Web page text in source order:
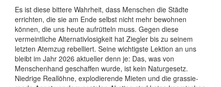
Es ist diese bittere Wahrheit, dass Menschen die Städte
errichten, die sie am Ende selbst nicht mehr bewohnen
können, die uns heute aufrütteln muss. Gegen diese
vermeint­liche Alter­nativ­losig­keit hat Ziegler bis zu seinem
letzten Atemzug rebelliert. Seine wichtigste Lektion an uns
bleibt im Jahr 2026 aktueller denn je: Das, was von
Menschen­hand geschaffen wurde, ist kein Naturgesetz.
Niedrige Reallöhne, explo­dierende Mieten und die grassie­